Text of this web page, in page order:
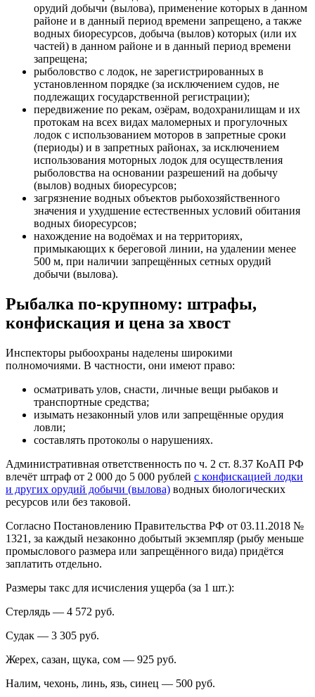
орудий добычи (вылова), применение которых в данном
районе и в данный период времени запрещено, а также
водных биоресурсов, добыча (вылов) которых (или их
частей) в данном районе и в данный период времени
запрещена;
рыболовство с лодок, не зарегистрированных в
установленном порядке (за исключением судов, не
подлежащих государственной регистрации);
передвижение по рекам, озёрам, водохранилищам и их
протокам на всех видах маломерных и прогулочных
лодок с использованием моторов в запретные сроки
(периоды) и в запретных районах, за исключением
использования моторных лодок для осуществления
рыболовства на основании разрешений на добычу
(вылов) водных биоресурсов;
загрязнение водных объектов рыбохозяйственного
значения и ухудшение естественных условий обитания
водных биоресурсов;
нахождение на водоёмах и на территориях,
примыкающих к береговой линии, на удалении менее
500 м, при наличии запрещённых сетных орудий
добычи (вылова).
Рыбалка по-крупному: штрафы,
конфискация и цена за хвост
Инспекторы рыбоохраны наделены широкими
полномочиями. В частности, они имеют право:
осматривать улов, снасти, личные вещи рыбаков и
транспортные средства;
изымать незаконный улов или запрещённые орудия
ловли;
составлять протоколы о нарушениях.
Административная ответственность по ч. 2 ст. 8.37 КоАП РФ
влечёт штраф от 2 000 до 5 000 рублей с конфискацией лодки
и других орудий добычи (вылова) водных биологических
ресурсов или без таковой.
Согласно Постановлению Правительства РФ от 03.11.2018 №
1321, за каждый незаконно добытый экземпляр (рыбу меньше
промыслового размера или запрещённого вида) придётся
заплатить отдельно.
Размеры такс для исчисления ущерба (за 1 шт.):
Стерлядь — 4 572 руб.
Судак — 3 305 руб.
Жерех, сазан, щука, сом — 925 руб.
Налим, чехонь, линь, язь, синец — 500 руб.